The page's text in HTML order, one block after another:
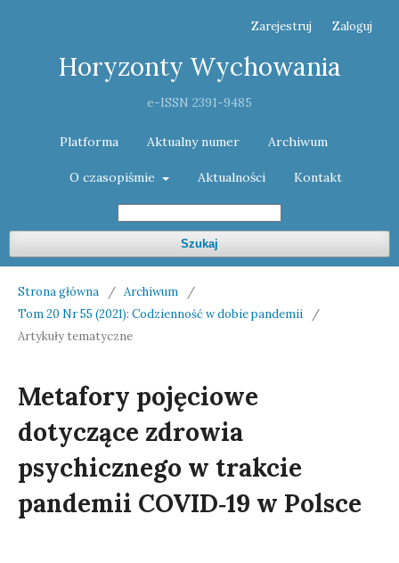
Horyzonty Wychowania
e-ISSN 2391-9485
Platforma Aktualny numer Archiwum
O czasopiśmie Aktualności Kontakt
Szukaj
Zarejestruj Zaloguj
Strona główna / Archiwum
/
Tom 20 Nr 55 (2021): Codzienność w dobie pandemii
/
Artykuły tematyczne
Metafory pojęciowe
dotyczące zdrowia
psychicznego w trakcie
pandemii COVID‑19 w Polsce